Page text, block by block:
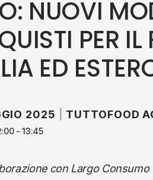
NUOVI
PER IL
ED
2025 TUTTOFOOD
- 13:45
con Largo Consumo